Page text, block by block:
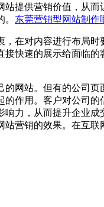
提供营销价值，从
东莞营销型网站制作
在对内容进行布局时
快速的展示给面临
网站。但有的公司
作用。客户对公司
力，从而提升企业
营销的效果。在互